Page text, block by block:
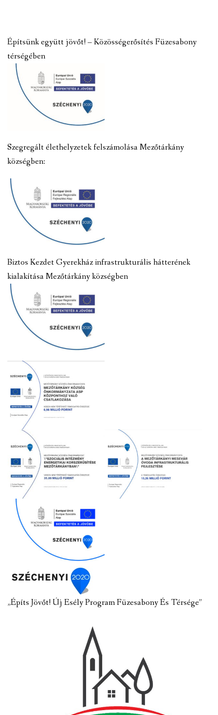
Építsünk együtt jövőt! – Közösségerősítés Füzesabony
térségében
Szegregált élethelyzetek felszámolása Mezőtárkány
községben:
Biztos Kezdet Gyerekház infrastrukturális hátterének
kialakítása Mezőtárkány községben
„Építs Jövőt! Új Esély Program Füzesabony És Térsége”